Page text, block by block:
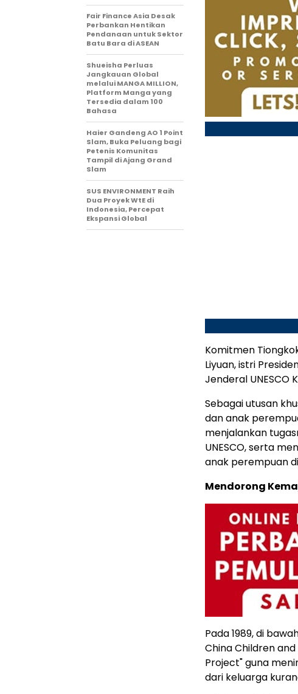
Komitmen
Liyuan, istri
Jenderal UNESCO
Sebagai utusan
dan anak
menjalankan
UNESCO, serta
anak perempuan
Mendorong
Pada 1989, di
China Children
Project" guna
dari keluarga
Fair Finance Asia Desak
Perbankan Hentikan
Pendanaan untuk Sektor
Batu Bara di ASEAN
Shueisha Perluas
Jangkauan Global
melalui MANGA MILLION,
Platform Manga yang
Tersedia dalam 100
Bahasa
Haier Gandeng AO 1 Point
Slam, Buka Peluang bagi
Petenis Komunitas
Tampil di Ajang Grand
Slam
SUS ENVIRONMENT Raih
Dua Proyek WtE di
Indonesia, Percepat
Ekspansi Global